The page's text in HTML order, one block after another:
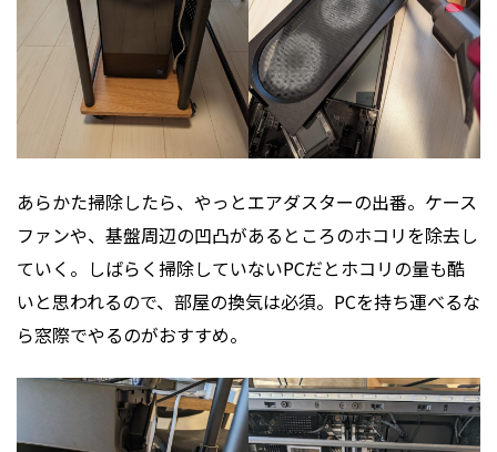
あらかた掃除したら、やっとエアダスターの出番。ケース
ファンや、基盤周辺の凹凸があるところのホコリを除去し
ていく。しばらく掃除していないPCだとホコリの量も酷
いと思われるので、部屋の換気は必須。PCを持ち運べるな
ら窓際でやるのがおすすめ。